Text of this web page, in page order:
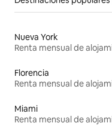
Nueva York
Florencia
Miami